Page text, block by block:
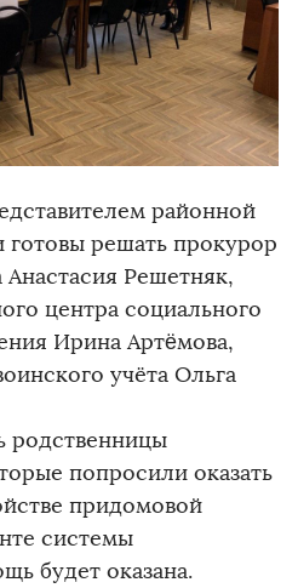
районной
решать прокурор
Анастасия Решетняк,
центра социального
Ирина Артëмова,
учёта Ольга
родственницы
попросили оказать
придомовой
системы
будет оказана.